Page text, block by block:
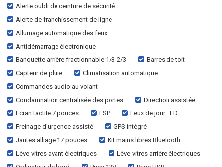
Alerte oubli de ceinture de sécurité
Alerte de franchissement de ligne
Allumage automatique des feux
Antidémarrage électronique
Banquette arrière fractionnable 1/3-2/3
Barres de toit
Capteur de pluie
Climatisation automatique
Commandes audio au volant
Condamnation centralisée des portes
Direction assistée
Ecran tactile 7 pouces
ESP
Feux de jour LED
Freinage d'urgence assisté
GPS intégré
Jantes alliage 17 pouces
Kit mains libres Bluetooth
Lève-vitres avant électriques
Lève-vitres arrière électriques